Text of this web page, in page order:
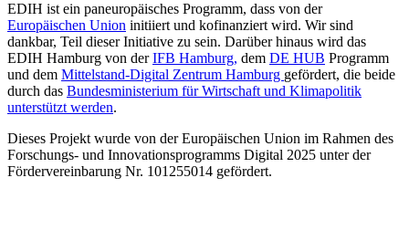
EDIH ist ein paneuropäisches Programm, dass von der
Europäischen Union initiiert und kofinanziert wird. Wir sind
dankbar, Teil dieser Initiative zu sein. Darüber hinaus wird das
EDIH Hamburg von derIFB Hamburg, dem DE HUB Programm
und dem Mittelstand-Digital Zentrum Hamburg gefördert, die beide
durch das Bundesministerium für Wirtschaft und Klimapolitik
unterstützt werden.
Dieses Projekt wurde von der Europäischen Union im Rahmen des
Forschungs- und Innovationsprogramms Digital 2025 unter der
Fördervereinbarung Nr. 101255014 gefördert.